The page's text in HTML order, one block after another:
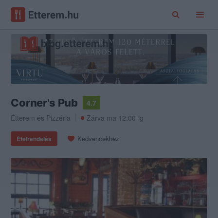
Corner's Pub
4.7
Étterem és Pizzéria Zárva ma 12:00-ig
Ételrendelés Kedvencekhez